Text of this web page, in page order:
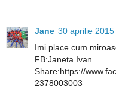
Jane 30 aprilie 2015
Imi place cum
FB:Janeta Ivan
Share:https://
2378003003